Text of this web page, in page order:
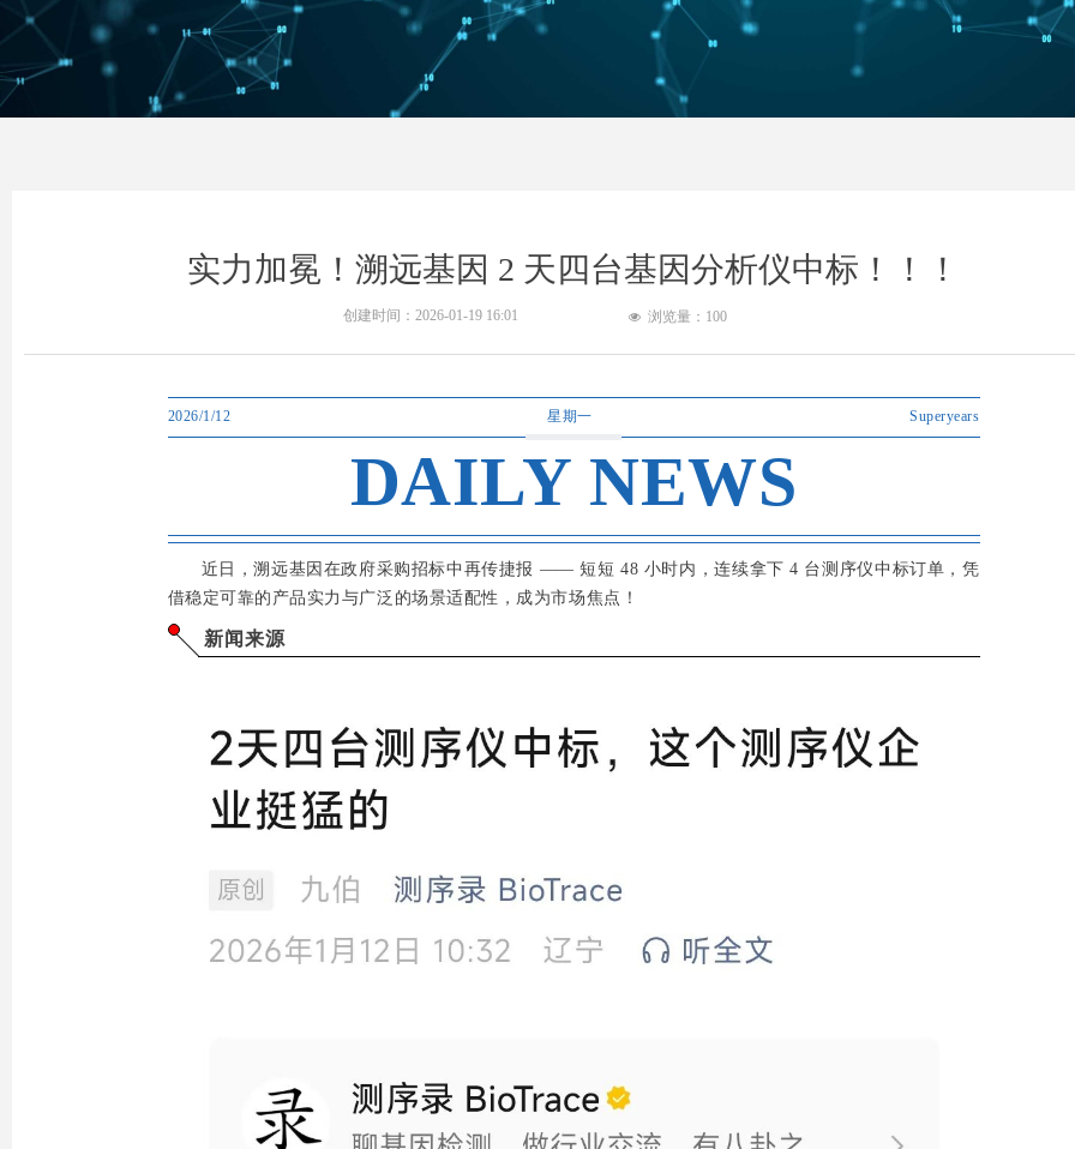
实力加冕！溯远基因 2 天四台基因分析仪中标！！！
2026/1/12 星期一 Superyears
DAILY NEWS
近日，溯远基因在政府采购招标中再传捷报 —— 短短 48 小时内，连续拿下 4 台测序仪中标订单，凭
借稳定可靠的产品实力与广泛的场景适配性，成为市场焦点！
新闻来源
创建时间： 2026-01-19 16:01 넶 浏览量： 100